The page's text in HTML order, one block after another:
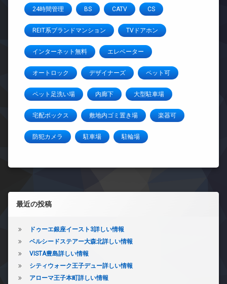
24時間管理 BS CATV CS
REIT系ブランドマンション TVドアホン
インターネット無料 エレベーター
オートロック デザイナーズ ペット可
ペット足洗い場 内廊下 大型駐車場
宅配ボックス 敷地内ゴミ置き場 楽器可
防犯カメラ 駐車場 駐輪場
左サイドバー
最近の投稿
ドゥーエ銀座イースト3詳しい情報
ベルシードステアー大森北詳しい情報
VISTA豊島詳しい情報
シティウォーク王子デュー詳しい情報
アローマ王子本町詳しい情報